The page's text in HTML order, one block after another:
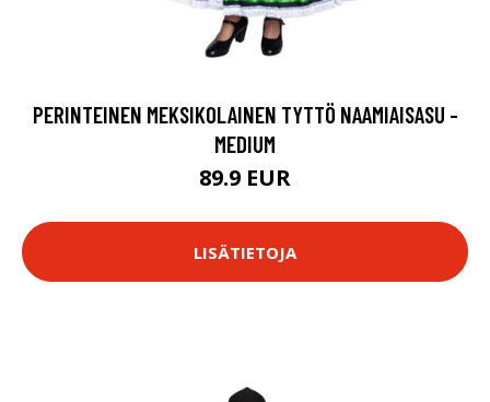
PERINTEINEN MEKSIKOLAINEN TYTTÖ NAAMIAISASU -
MEDIUM
89.9 EUR
LISÄTIETOJA